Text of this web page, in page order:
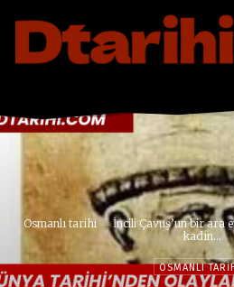
Osmanlı tarihi
İncili Çavuş’un bir ara
kadın...
OSMANLI